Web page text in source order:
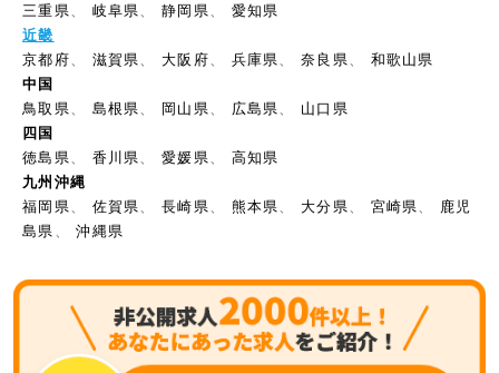
三重県
岐阜県 、静岡県
愛知県
近畿
京都府
滋賀県 大阪府 兵庫県 、奈良県
和歌山県
中国
鳥取県
島根県 岡山県 広島県
山口県
四国
徳島県
香川県 、愛媛県
高知県
九州沖縄
福岡県
佐賀県 、長崎県 熊本県 大分県 宮崎県
鹿児
島県
、沖縄県